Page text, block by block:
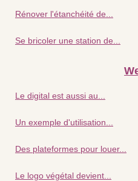
Rénover l'étanchéité de...
Se bricoler une station de...
Le digital est aussi au...
Un exemple d'utilisation...
Des plateformes pour louer...
Le logo végétal devient...